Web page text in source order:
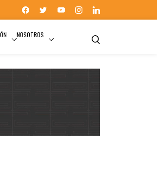
NOSOTROS